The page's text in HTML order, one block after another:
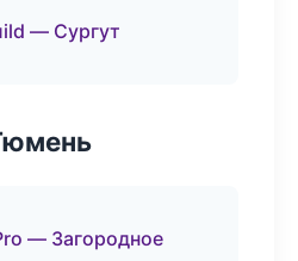
— Сургут
— Загородное